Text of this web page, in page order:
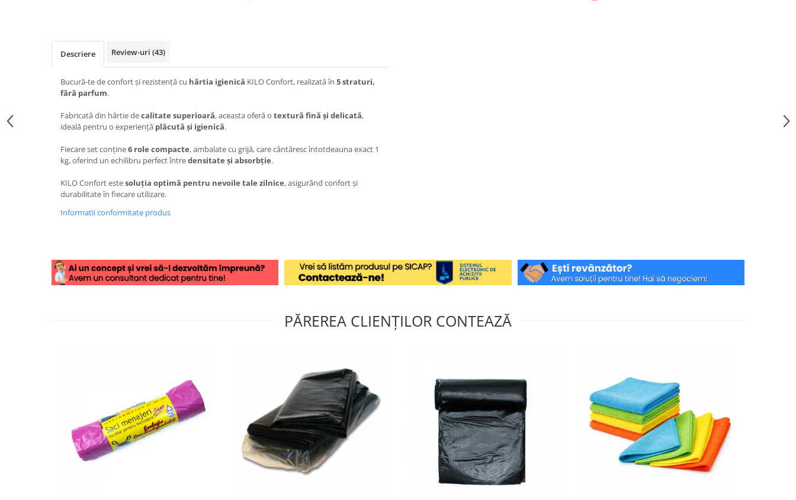
Descriere Review-uri (43)
Bucură-te de confort și rezistență cu hârtia igienică KILO Confort, realizată în 5 straturi,
fără parfum.
Fabricată din hârtie decalitate superioară, aceasta oferă o textură fină și delicată,
ideală pentru o experiență plăcută și igienică.
Fiecare set conține6 role compacte, ambalate cu grijă, care cântăresc întotdeauna exact 1
kg, oferind un echilibru perfect întredensitate și absorbție.
KILO Confort estesoluția optimă pentru nevoile tale zilnice, asigurând confort și
durabilitate în fiecare utilizare.
Informatii conformitate produs
PĂREREA CLIENȚILOR CONTEAZĂ